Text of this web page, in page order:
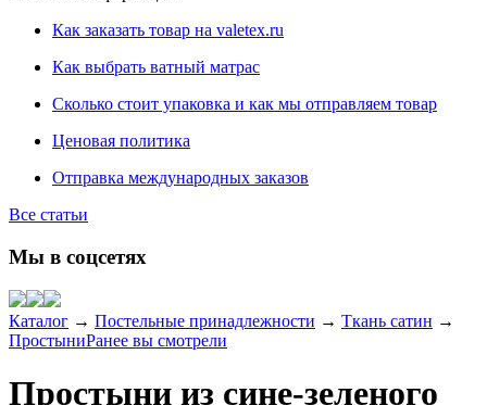
Как заказать товар на valetex.ru
Как выбрать ватный матрас
Сколько стоит упаковка и как мы отправляем товар
Ценовая политика
Отправка международных заказов
Все статьи
Мы в соцсетях
Каталог → Постельные принадлежности → Ткань сатин →
ПростыниРанее вы смотрели
Простыни из сине-зеленого